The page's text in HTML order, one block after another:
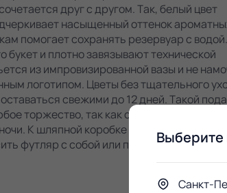
друг с другом. Так, белый цвет
насыщенный оттенок
помогает сохранять резервуар с водой.
и плотно завязывают технической
из импровизированной вазы и не
логотипом. Цветы без тщательного
свежими до 12 дней. Такой
торжество, так как он сохранит свой
К шляпной коробке прикреплены
футляр с собой или переставлять с
Выберите
Санкт-